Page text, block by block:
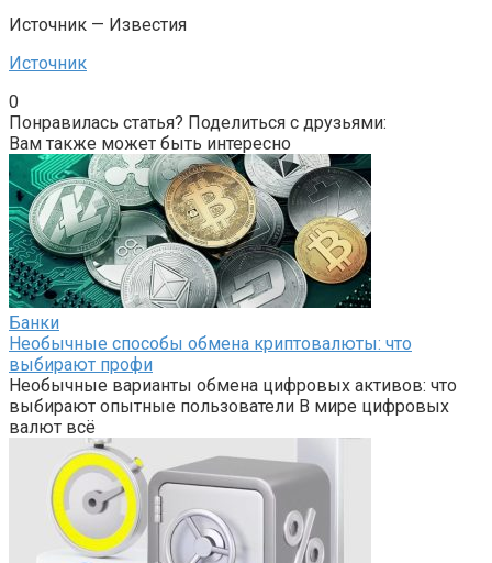
Источник — Известия
Источник
0
Понравилась статья? Поделиться с друзьями:
Вам также может быть интересно
Банки
Необычные способы обмена криптовалюты: что
выбирают профи
Необычные варианты обмена цифровых активов: что
выбирают опытные пользователи В мире цифровых
валют всё